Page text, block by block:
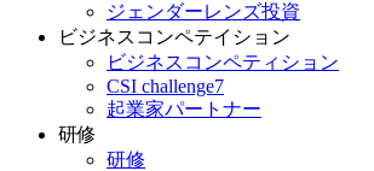
ジェンダーレンズ投資
ビジネスコンペテイション
ビジネスコンペティション
CSI challenge7
起業家パートナー
研修
研修